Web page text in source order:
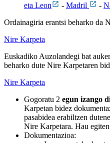
eta Leon - Madril -
Ordainagiria erantsi beharko da
Nire Karpeta
Euskadiko Auzolandegi bat
beharko dute Nire Karpetaren
Nire Karpeta
Gogoratu 2 egun izango
Karpetan bidez
pasabidea erabiltzen
Nire Karpetara. Hau
Dokumentazioa: